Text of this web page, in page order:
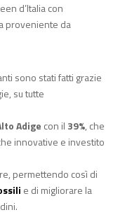
d’Italia con
proveniente da
sono stati fatti grazie
su tutte
Adige con il 39%, che
innovative e investito
permettendo così di
e di migliorare la